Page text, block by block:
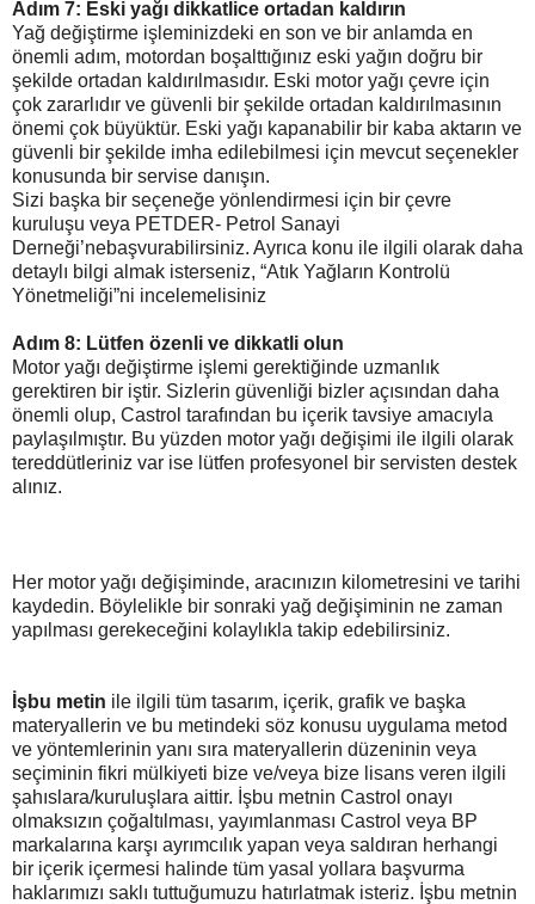
Adım 7: Eski yağı dikkatlice ortadan kaldırın
Yağ değiştirme işleminizdeki en son ve bir anlamda en
önemli adım, motordan boşalttığınız eski yağın doğru bir
şekilde ortadan kaldırılmasıdır. Eski motor yağı çevre için
çok zararlıdır ve güvenli bir şekilde ortadan kaldırılmasının
önemi çok büyüktür. Eski yağı kapanabilir bir kaba aktarın ve
güvenli bir şekilde imha edilebilmesi için mevcut seçenekler
konusunda bir servise danışın.
Sizi başka bir seçeneğe yönlendirmesi için bir çevre
kuruluşu veya PETDER- Petrol Sanayi
Derneği’nebaşvurabilirsiniz. Ayrıca konu ile ilgili olarak daha
detaylı bilgi almak isterseniz, “Atık Yağların Kontrolü
Yönetmeliği”ni incelemelisiniz
Adım 8: Lütfen özenli ve dikkatli olun
Motor yağı değiştirme işlemi gerektiğinde uzmanlık
gerektiren bir iştir. Sizlerin güvenliği bizler açısından daha
önemli olup, Castrol tarafından bu içerik tavsiye amacıyla
paylaşılmıştır. Bu yüzden motor yağı değişimi ile ilgili olarak
tereddütleriniz var ise lütfen profesyonel bir servisten destek
alınız.
Her motor yağı değişiminde, aracınızın kilometresini ve tarihi
kaydedin. Böylelikle bir sonraki yağ değişiminin ne zaman
yapılması gerekeceğini kolaylıkla takip edebilirsiniz.
İşbu metin ile ilgili tüm tasarım, içerik, grafik ve başka
materyallerin ve bu metindeki söz konusu uygulama metod
ve yöntemlerinin yanı sıra materyallerin düzeninin veya
seçiminin fikri mülkiyeti bize ve/veya bize lisans veren ilgili
şahıslara/kuruluşlara aittir. İşbu metnin Castrol onayı
olmaksızın çoğaltılması, yayımlanması Castrol veya BP
markalarına karşı ayrımcılık yapan veya saldıran herhangi
bir içerik içermesi halinde tüm yasal yollara başvurma
haklarımızı saklı tuttuğumuzu hatırlatmak isteriz. İşbu metnin